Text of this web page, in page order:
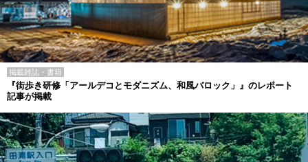
掲載雑誌・書籍
『街歩き研修「アールデコとモダニズム、和風バロック」』のレポート
記事が掲載